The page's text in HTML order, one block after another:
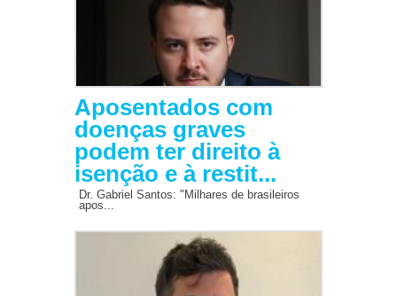
Aposentados com
doenças graves
podem ter direito à
isenção e à restit...
Dr. Gabriel Santos: "Milhares de brasileiros
apos...